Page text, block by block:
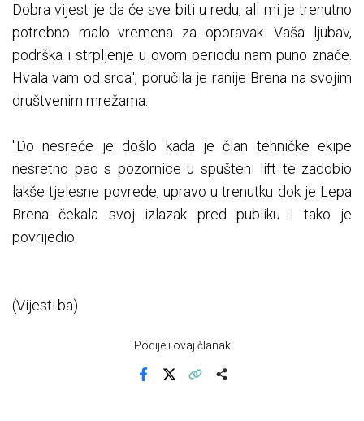
Dobra vijest je da će sve biti u redu, ali mi je trenutno
potrebno malo vremena za oporavak. Vaša ljubav,
podrška i strpljenje u ovom periodu nam puno znače.
Hvala vam od srca", poručila je ranije Brena na svojim
društvenim mrežama.
"Do nesreće je došlo kada je član tehničke ekipe
nesretno pao s pozornice u spušteni lift te zadobio
lakše tjelesne povrede, upravo u trenutku dok je Lepa
Brena čekala svoj izlazak pred publiku i tako je
povrijedio.
(Vijesti.ba)
Podijeli ovaj članak